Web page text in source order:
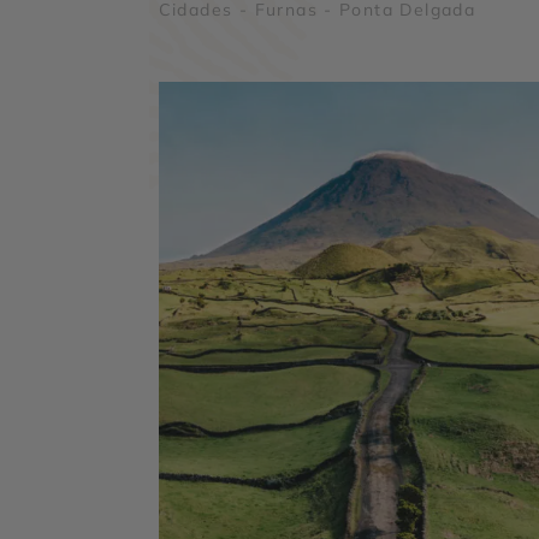
Cidades - Furnas - Ponta Delgada